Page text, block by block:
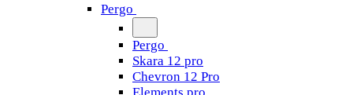
Pergo
Pergo
Skara 12 pro
Chevron 12 Pro